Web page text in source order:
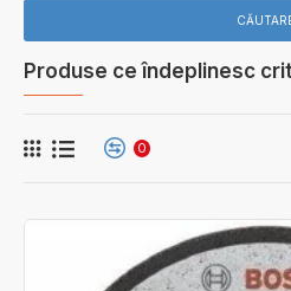
Produse ce îndeplinesc
0